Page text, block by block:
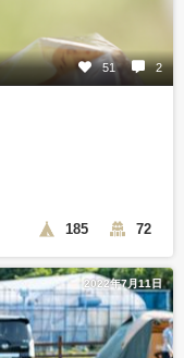
51 2
185 72
2022年7月11日